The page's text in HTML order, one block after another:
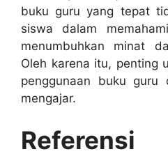
buku guru yang tepat
siswa dalam
menumbuhkan minat
Oleh karena itu, penting
penggunaan buku guru
mengajar.
Referensi